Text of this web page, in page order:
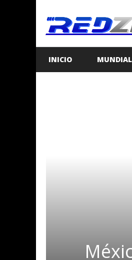
contenido
INICIO